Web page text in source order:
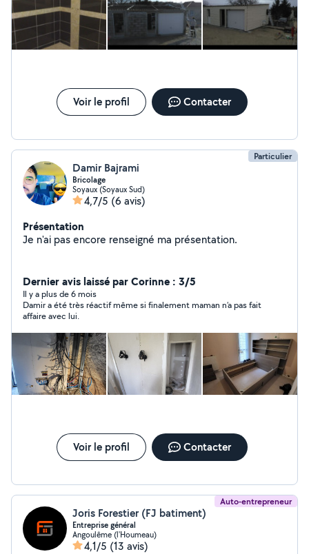
Voir le profil Contacter
Particulier
Damir Bajrami
Bricolage
Soyaux (Soyaux Sud)
4,7/5 (6 avis)
Présentation
Je n'ai pas encore renseigné ma présentation.
Dernier avis laissé par Corinne : 3/5
Il y a plus de 6 mois
Damir a été très réactif même si finalement maman n’a pas fait
affaire avec lui.
Voir le profil Contacter
Auto-entrepreneur
Joris Forestier (FJ batiment)
Entreprise général
Angoulême (l'Houmeau)
4,1/5 (13 avis)